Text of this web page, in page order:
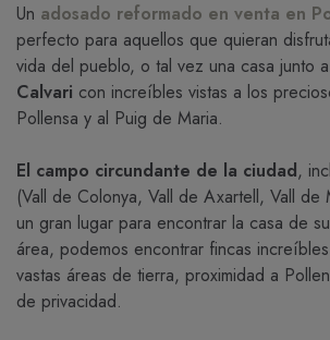
Un adosado reformado en venta en
perfecto para aquellos que quieran
vida del pueblo, o tal vez una casa junto
Calvari con increíbles vistas a los
Pollensa y al Puig de Maria.
El campo circundante de la ciudad,
(Vall de Colonya, Vall de Axartell, Vall de
un gran lugar para encontrar la casa de
área, podemos encontrar fincas
vastas áreas de tierra, proximidad a
de privacidad.